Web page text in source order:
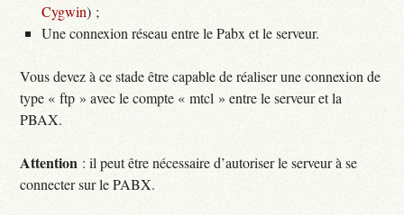
Cygwin) ;
Une connexion réseau entre le Pabx et le serveur.
Vous devez à ce stade être capable de réaliser une connexion de
type « ftp » avec le compte « mtcl » entre le serveur et la
PBAX.
Attention : il peut être nécessaire d’autoriser le serveur à se
connecter sur le PABX.